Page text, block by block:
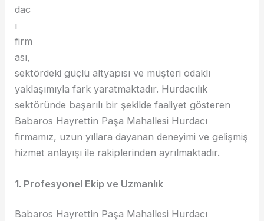
dac
ı
firm
ası,
sektördeki güçlü altyapısı ve müşteri odaklı
yaklaşımıyla fark yaratmaktadır. Hurdacılık
sektöründe başarılı bir şekilde faaliyet gösteren
Babaros Hayrettin Paşa Mahallesi Hurdacı
firmamız, uzun yıllara dayanan deneyimi ve gelişmiş
hizmet anlayışı ile rakiplerinden ayrılmaktadır.
1. Profesyonel Ekip ve Uzmanlık
Babaros Hayrettin Paşa Mahallesi Hurdacı